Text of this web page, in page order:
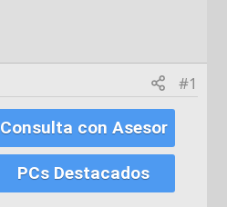
s
#1
Consulta con Asesor
PCs Destacados